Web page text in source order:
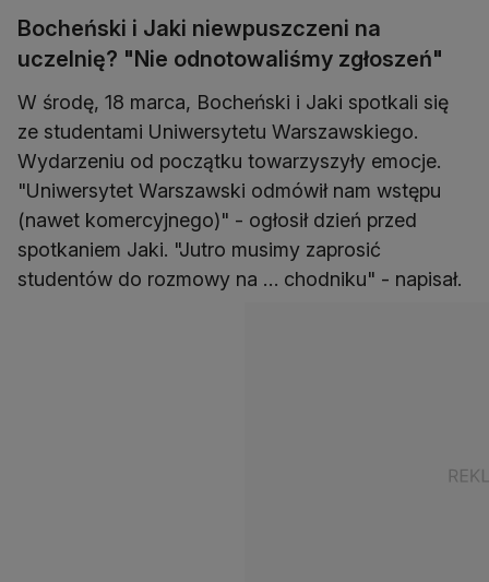
Bocheński i Jaki niewpuszczeni na
uczelnię? "Nie odnotowaliśmy zgłoszeń"
W środę, 18 marca, Bocheński i Jaki spotkali się
ze studentami Uniwersytetu Warszawskiego.
Wydarzeniu od początku towarzyszyły emocje.
"Uniwersytet Warszawski odmówił nam wstępu
(nawet komercyjnego)" - ogłosił dzień przed
spotkaniem Jaki. "Jutro musimy zaprosić
studentów do rozmowy na … chodniku" - napisał.